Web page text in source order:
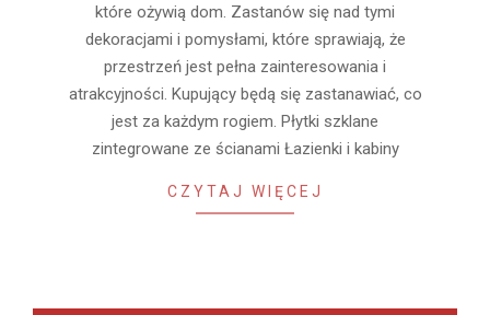
które ożywią dom. Zastanów się nad tymi
dekoracjami i pomysłami, które sprawiają, że
przestrzeń jest pełna zainteresowania i
atrakcyjności. Kupujący będą się zastanawiać, co
jest za każdym rogiem. Płytki szklane
zintegrowane ze ścianami Łazienki i kabiny
CZYTAJ WIĘCEJ